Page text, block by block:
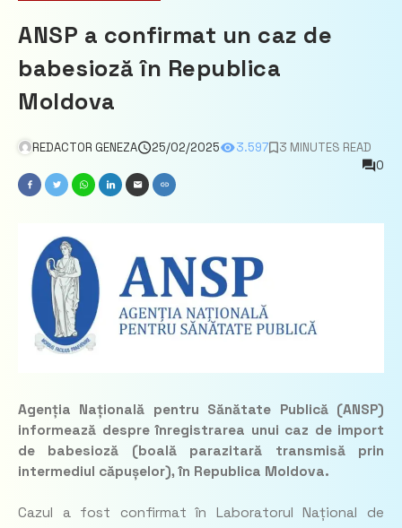
ANSP a confirmat un caz de
babesioză în Republica
Moldova
REDACTOR GENEZA 25/02/2025 3.597
3 MINUTES READ
0
Agenția Națională pentru Sănătate Publică (ANSP)
informează despre înregistrarea unui caz de import
de babesioză (boală parazitară transmisă prin
intermediul căpușelor), în Republica Moldova.
Cazul a fost confirmat în Laboratorul Național de